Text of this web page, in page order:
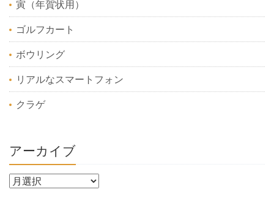
寅（年賀状用）
ゴルフカート
ボウリング
リアルなスマートフォン
クラゲ
アーカイブ